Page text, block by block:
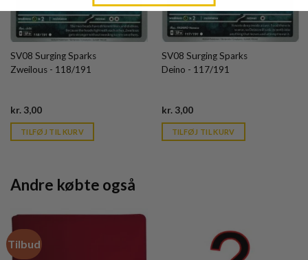
SV08 Surging Sparks
Zweilous - 118/191
kr. 3,00Current
is:
kr. 39,95.
TILFØJ TIL KURV
SV08 Surging Sparks
Deino - 117/191
kr.3,00Current
is:
kr. 39,95.
TILFØJ TIL KURV
Andre købte også
Tilbud